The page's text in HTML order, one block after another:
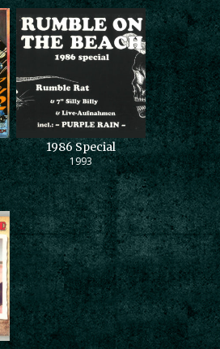
1986 Special
1993